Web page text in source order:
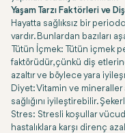
Yaşam Tarzı Faktörleri ve Diş
Hayatta sağlıksız bir
vardır. Bunlardan bazıları
Tütün İçmek: Tütün içmek
faktörüdür, çünkü diş etlerine
azaltır ve böylece yara
Diyet: Vitamin ve
sağlığını iyileştirebilir.
Stres: Stresli koşullar
hastalıklara karşı direnç